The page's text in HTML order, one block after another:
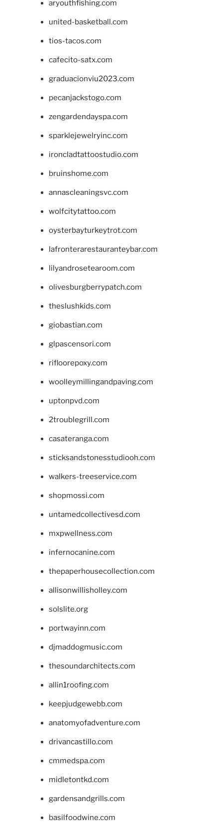
aryouthfishing.com
united-basketball.com
tios-tacos.com
cafecito-satx.com
graduacionviu2023.com
pecanjackstogo.com
zengardendayspa.com
sparklejewelryinc.com
ironcladtattoostudio.com
bruinshome.com
annascleaningsvc.com
wolfcitytattoo.com
oysterbayturkeytrot.com
lafronterarestauranteybar.com
lilyandrosetearoom.com
olivesburgberrypatch.com
theslushkids.com
giobastian.com
glpascensori.com
rifloorepoxy.com
woolleymillingandpaving.com
uptonpvd.com
2troublegrill.com
casateranga.com
sticksandstonesstudiooh.com
walkers-treeservice.com
shopmossi.com
untamedcollectivesd.com
mxpwellness.com
infernocanine.com
thepaperhousecollection.com
allisonwillisholley.com
solslite.org
portwayinn.com
djmaddogmusic.com
thesoundarchitects.com
allin1roofing.com
keepjudgewebb.com
anatomyofadventure.com
drivancastillo.com
cmmedspa.com
midletontkd.com
gardensandgrills.com
basilfoodwine.com